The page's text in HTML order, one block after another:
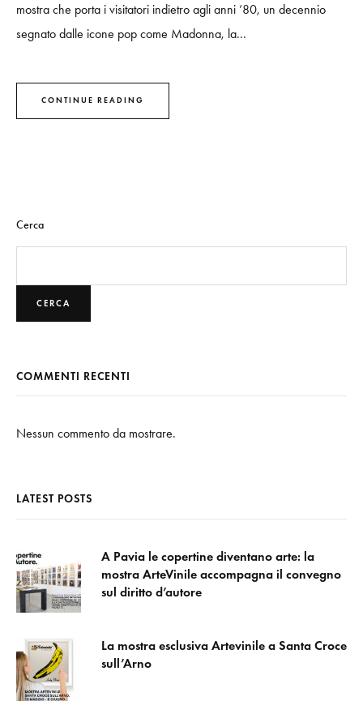
mostra che porta i visitatori indietro agli anni ’80, un decennio
segnato dalle icone pop come Madonna, la...
CONTINUE READING
Cerca
CERCA
COMMENTI RECENTI
Nessun commento da mostrare.
LATEST POSTS
A Pavia le copertine diventano arte: la
mostra ArteVinile accompagna il convegno
sul diritto d’autore
La mostra esclusiva Artevinile a Santa Croce
sull’Arno